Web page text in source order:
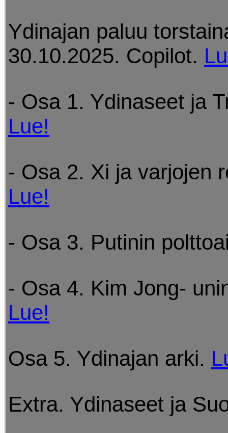
Ydinajan paluu
30.10.2025. Copilot.
- Osa 1. Ydinaseet ja
Lue!
- Osa 2. Xi ja varjojen
Lue!
- Osa 3. Putinin
- Osa 4. Kim Jong-
Lue!
Osa 5. Ydinajan arki.
Extra. Ydinaseet ja